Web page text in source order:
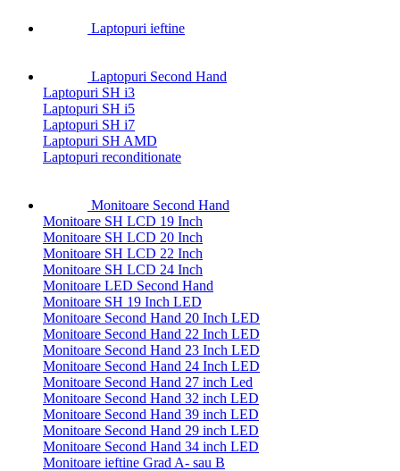
Laptopuri ieftine
Laptopuri Second Hand
Laptopuri SH i3
Laptopuri SH i5
Laptopuri SH i7
Laptopuri SH AMD
Laptopuri reconditionate
Monitoare Second Hand
Monitoare SH LCD 19 Inch
Monitoare SH LCD 20 Inch
Monitoare SH LCD 22 Inch
Monitoare SH LCD 24 Inch
Monitoare LED Second Hand
Monitoare SH 19 Inch LED
Monitoare Second Hand 20 Inch LED
Monitoare Second Hand 22 Inch LED
Monitoare Second Hand 23 Inch LED
Monitoare Second Hand 24 Inch LED
Monitoare Second Hand 27 inch Led
Monitoare Second Hand 32 inch LED
Monitoare Second Hand 39 inch LED
Monitoare Second Hand 29 inch LED
Monitoare Second Hand 34 inch LED
Monitoare ieftine Grad A- sau B